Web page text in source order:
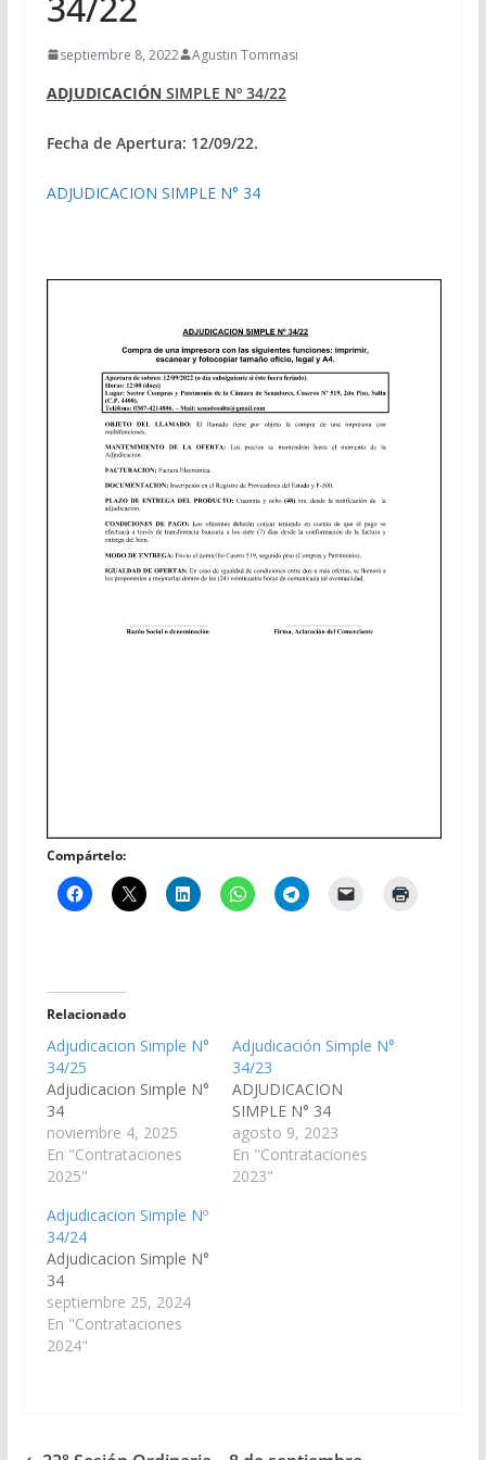
septiembre 8, 2022 Agustin Tommasi
ADJUDICACIÓNSIMPLE Nº 34/22
Fecha de Apertura: 12/09/22.
ADJUDICACION SIMPLE N° 34
Compártelo:
Relacionado
Adjudicacion Simple N°
34/25
Adjudicacion Simple N°
34
noviembre 4, 2025
En "Contrataciones
2025"
Adjudicación Simple N°
34/23
ADJUDICACION
SIMPLE N° 34
agosto 9, 2023
En "Contrataciones
2023"
Adjudicacion Simple Nº
34/24
Adjudicacion Simple N°
34
septiembre 25, 2024
En "Contrataciones
2024"